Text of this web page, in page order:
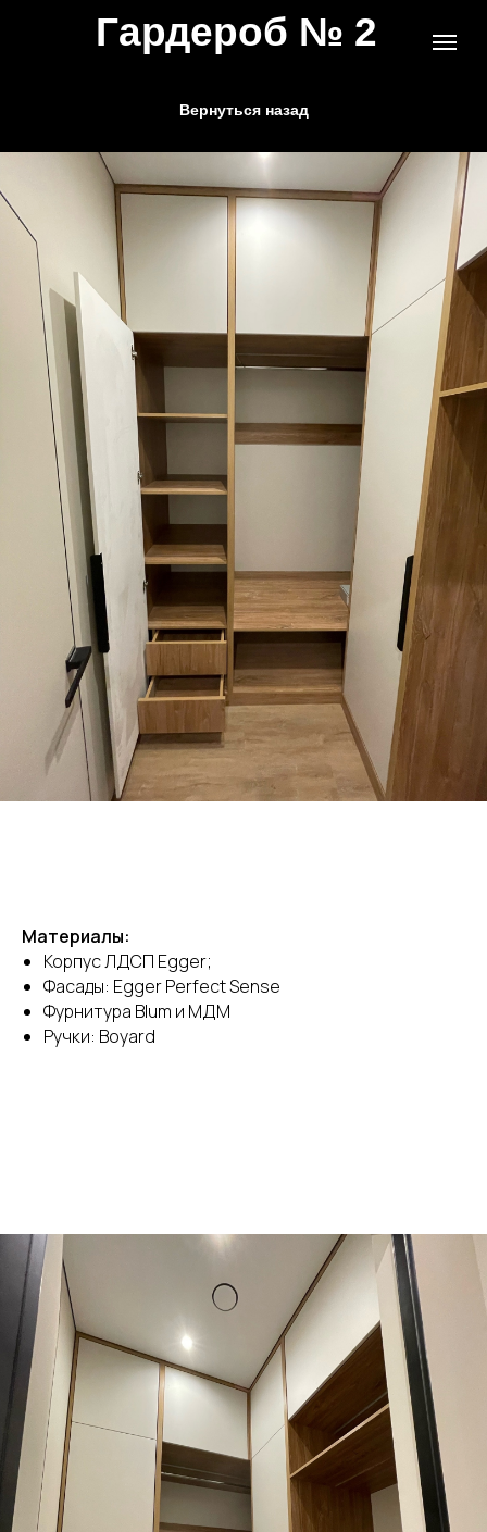
Вернуться назад
Гардероб № 2
Материалы:
Корпус ЛДСП Egger;
Фасады: Egger Perfect Sense
Фурнитура Blum и МДМ
Ручки: Boyard